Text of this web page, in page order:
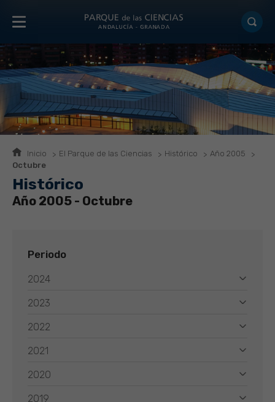
Inicio El Parque de las Ciencias Histórico
Año 2005
Octubre
Histórico
Año 2005 - Octubre
Periodo
2024
2023
2022
2021
2020
2019